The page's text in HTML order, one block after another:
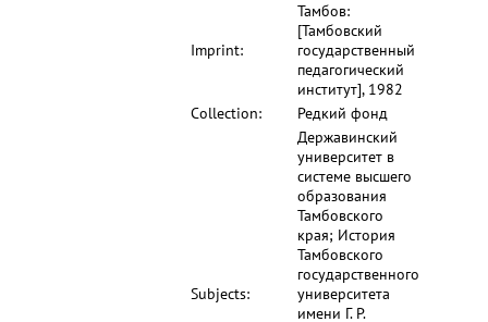
Imprint:
Тамбов:
[Тамбовский
государственный
педагогический
институт], 1982
Collection:
Редкий фонд
Subjects:
Державинский
университет в
системе высшего
образования
Тамбовского
края; История
Тамбовского
государственного
университета
имени Г. Р.